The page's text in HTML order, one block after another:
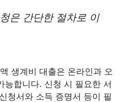
은 간단한 절차로 이
생계비 대출은 온라인과 오
능합니다. 신청 시 필요한 서
청서와 소득 증명서 등이 필